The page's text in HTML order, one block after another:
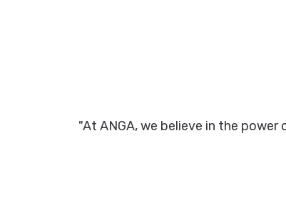
"At ANGA, we believe in the